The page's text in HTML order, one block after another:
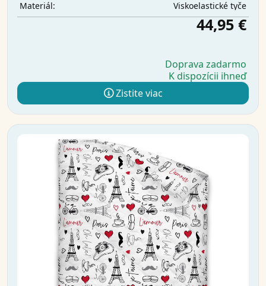
Materiál:
Viskoelastické tyče
44,95 €
Doprava zadarmo
K dispozícii ihneď
Zistite viac